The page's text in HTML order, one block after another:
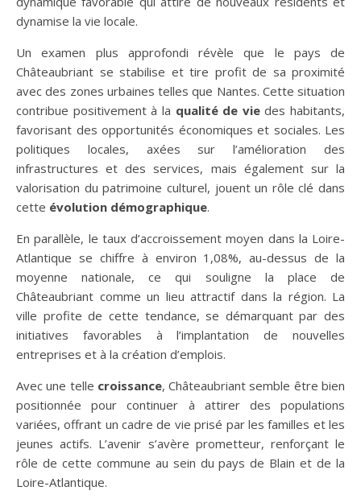
dynamise la vie locale.
Un examen plus approfondi révèle que le pays de
Châteaubriant se stabilise et tire profit de sa proximité
avec des zones urbaines telles que Nantes. Cette situation
contribue positivement à la qualité de viedes habitants,
favorisant des opportunités économiques et sociales. Les
politiques locales, axées sur l’amélioration des
infrastructures et des services, mais également sur la
valorisation du patrimoine culturel, jouent un rôle clé dans
cette évolution démographique.
En parallèle, le taux d’accroissement moyen dans la Loire-
Atlantique se chiffre à environ 1,08%, au-dessus de la
moyenne nationale, ce qui souligne la place de
Châteaubriant comme un lieu attractif dans la région. La
ville profite de cette tendance, se démarquant par des
initiatives favorables à l’implantation de nouvelles
entreprises et à la création d’emplois.
Avec une telle croissance, Châteaubriant semble être bien
positionnée pour continuer à attirer des populations
variées, offrant un cadre de vie prisé par les familles et les
jeunes actifs. L’avenir s’avère prometteur, renforçant le
rôle de cette commune au sein du pays de Blain et de la
Loire-Atlantique.